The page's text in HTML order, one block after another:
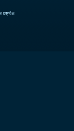
клубы